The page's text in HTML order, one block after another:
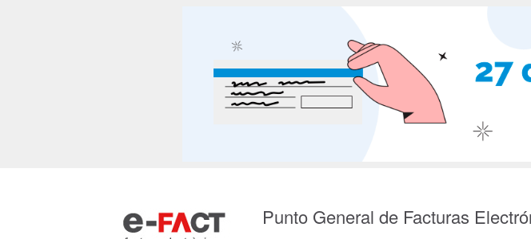
Punto General de Facturas